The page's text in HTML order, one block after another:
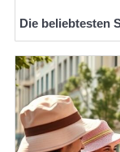
Die beliebtesten